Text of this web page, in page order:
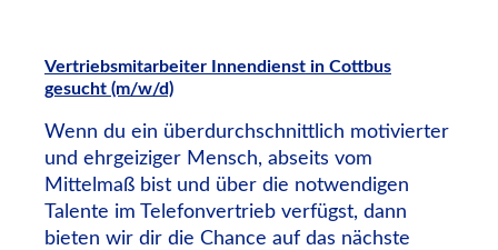
Vertriebsmitarbeiter Innendienst in Cottbus
gesucht (m/w/d)
Wenn du ein überdurchschnittlich motivierter
und ehrgeiziger Mensch, abseits vom
Mittelmaß bist und über die notwendigen
Talente im Telefonvertrieb verfügst, dann
bieten wir dir die Chance auf das nächste